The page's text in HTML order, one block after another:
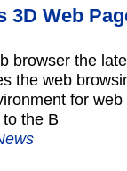
3D Web
browser the
the web
for
the B